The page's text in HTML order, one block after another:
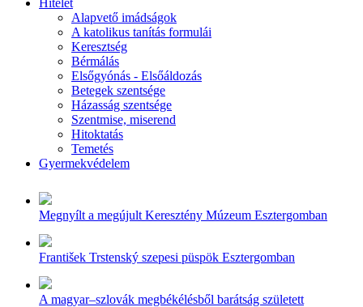
Hitélet
Alapvető imádságok
A katolikus tanítás formulái
Keresztség
Bérmálás
Elsőgyónás - Elsőáldozás
Betegek szentsége
Házasság szentsége
Szentmise, miserend
Hitoktatás
Temetés
Gyermekvédelem
Megnyílt a megújult Keresztény Múzeum Esztergomban
František Trstenský szepesi püspök Esztergomban
A magyar–szlovák megbékélésből barátság született